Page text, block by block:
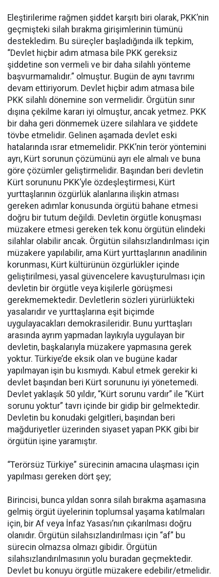
Eleştirilerime rağmen şiddet karşıtı biri olarak, PKK’nin
geçmişteki silah bırakma girişimlerinin tümünü
destekledim. Bu süreçler başladığında ilk tepkim,
“Devlet hiçbir adım atmasa bile PKK gereksiz
şiddetine son vermeli ve bir daha silahlı yönteme
başvurmamalıdır.” olmuştur. Bugün de aynı tavrımı
devam ettiriyorum. Devlet hiçbir adım atmasa bile
PKK silahlı dönemine son vermelidir. Örgütün sınır
dışına çekilme kararı iyi olmuştur, ancak yetmez. PKK
bir daha geri dönmemek üzere silahlara ve şiddete
tövbe etmelidir. Gelinen aşamada devlet eski
hatalarında ısrar etmemelidir. PKK’nin terör yöntemini
ayrı, Kürt sorunun çözümünü ayrı ele almalı ve buna
göre çözümler geliştirmelidir. Başından beri devletin
Kürt sorununu PKK’yle özdeşleştirmesi, Kürt
yurttaşlarının özgürlük alanlarına ilişkin atması
gereken adımlar konusunda örgütü bahane etmesi
doğru bir tutum değildi. Devletin örgütle konuşması
müzakere etmesi gereken tek konu örgütün elindeki
silahlar olabilir ancak. Örgütün silahsızlandırılması için
müzakere yapılabilir, ama Kürt yurttaşlarının anadilinin
korunması, Kürt kültürünün özgürlükler içinde
geliştirilmesi, yasal güvencelere kavuşturulması için
devletin bir örgütle veya kişilerle görüşmesi
gerekmemektedir. Devletlerin sözleri yürürlükteki
yasalarıdır ve yurttaşlarına eşit biçimde
uygulayacakları demokrasileridir. Bunu yurttaşları
arasında ayrım yapmadan layıkıyla uygulayan bir
devletin, başkalarıyla müzakere yapmasına gerek
yoktur. Türkiye’de eksik olan ve bugüne kadar
yapılmayan işin bu kısmıydı. Kabul etmek gerekir ki
devlet başından beri Kürt sorununu iyi yönetemedi.
Devlet yaklaşık 50 yıldır, “Kürt sorunu vardır” ile “Kürt
sorunu yoktur” tavrı içinde bir gidip bir gelmektedir.
Devletin bu konudaki gelgitleri, başından beri
mağduriyetler üzerinden siyaset yapan PKK gibi bir
örgütün işine yaramıştır.
“Terörsüz Türkiye” sürecinin amacına ulaşması için
yapılması gereken dört şey;
Birincisi, bunca yıldan sonra silah bırakma aşamasına
gelmiş örgüt üyelerinin toplumsal yaşama katılmaları
için, bir Af veya İnfaz Yasası’nın çıkarılması doğru
olanıdır. Örgütün silahsızlandırılması için “af” bu
sürecin olmazsa olmazı gibidir. Örgütün
silahsızlandırılmasının yolu buradan geçmektedir.
Devlet bu konuyu örgütle müzakere edebilir/etmelidir.